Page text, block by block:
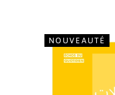
NOUVEAUTÉ